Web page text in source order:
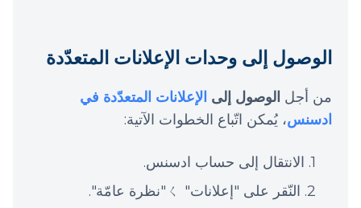
الوصول إلى وحدات الإعلانات المتعدّدة
من أجل الوصول إلى الإعلانات المتعدّدة في
ادسنس، يُمكن اتّباع الخطوات الآتية:
الانتقال إلى حساب ادسنس.
النّقر على "إعلانات" ㄑ"نظرة عامّة".